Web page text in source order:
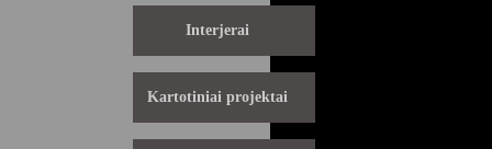
Interjerai
Kartotiniai projektai